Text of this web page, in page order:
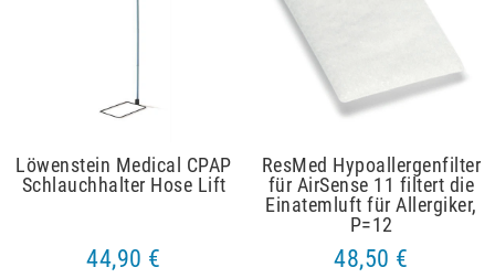
Löwenstein Medical CPAP
Schlauchhalter Hose Lift
44,90 €
ResMed Hypoallergenfilter
für AirSense 11 filtert die
Einatemluft für Allergiker,
P=12
48,50 €